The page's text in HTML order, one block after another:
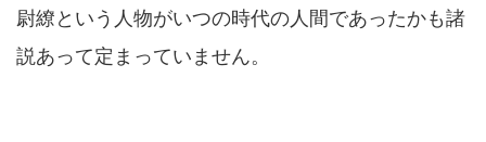
尉繚という人物がいつの時代の人間であったかも諸
説あって定まっていません。